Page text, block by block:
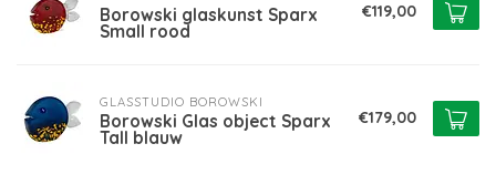
Borowski glaskunst Sparx
Small rood
€119,00
GLASSTUDIO BOROWSKI
Borowski Glas object Sparx
Tall blauw
€179,00